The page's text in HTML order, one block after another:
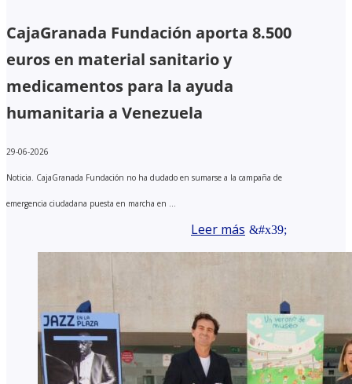
CajaGranada Fundación aporta 8.500
euros en material sanitario y
medicamentos para la ayuda
humanitaria a Venezuela
29-06-2026
Noticia. CajaGranada Fundación no ha dudado en sumarse a la campaña de
emergencia ciudadana puesta en marcha en ...
Leer más